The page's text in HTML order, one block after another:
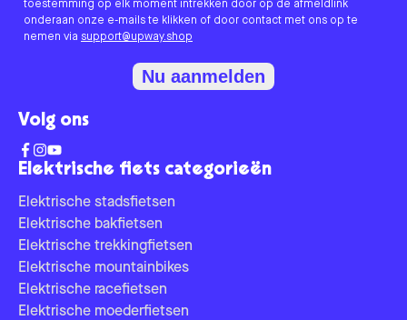
Elektrische fiets categorieën
Elektrische stadsfietsen
Elektrische bakfietsen
Elektrische trekkingfietsen
Elektrische mountainbikes
Elektrische racefietsen
Elektrische moederfietsen
toestemming op elk moment intrekken door op de afmeldlink
onderaan onze e-mails te klikken of door contact met ons op te
nemen via support@upway.shop
Nu aanmelden
Volg ons